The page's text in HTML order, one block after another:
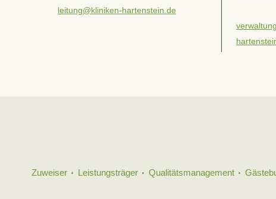
leitung@kliniken-hartenstein.de
Zuweiser Leistungsträger Qualitätsmanagement